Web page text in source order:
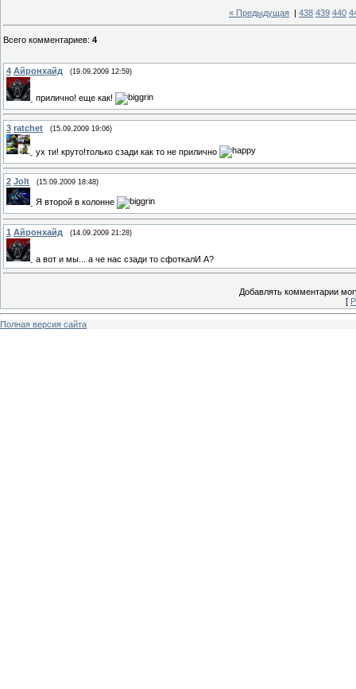
« Предыдущая 438 439 440
Всего комментариев: 4
4 Айронхайд (19.09.2009 12:59)
прилично! еще как!
3 ratchet (15.09.2009 19:06)
ух ти! круто!только сзади как то не прилично
2 Jolt (15.09.2009 18:48)
Я второй в колонне
1 Айронхайд (14.09.2009 21:28)
а вот и мы... а че нас сзади то сфоткалИ А?
Добавлять комментарии
[
Полная версия сайта